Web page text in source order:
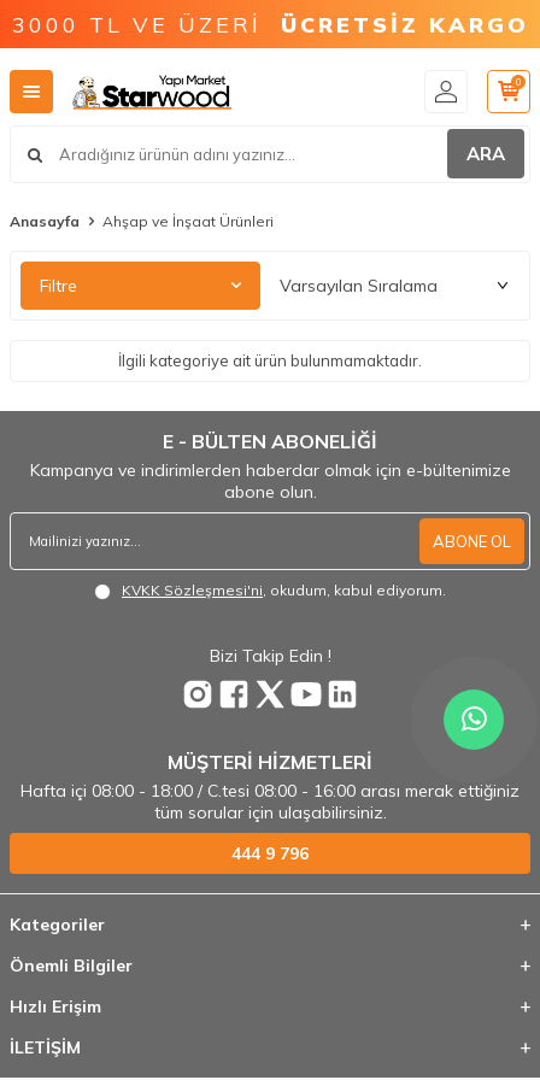
3000 TL VE ÜZERİ ÜCRETSİZ KARGO
ARA
0
Anasayfa Ahşap ve İnşaat Ürünleri
Filtre
İlgili kategoriye ait ürün bulunmamaktadır.
E - BÜLTEN ABONELİĞİ
Kampanya ve indirimlerden haberdar olmak için e-bültenimize
abone olun.
ABONE OL
KVKK Sözleşmesi'ni, okudum, kabul ediyorum.
Bizi Takip Edin !
MÜŞTERİ HİZMETLERİ
Hafta içi 08:00 - 18:00 / C.tesi 08:00 - 16:00 arası merak ettiğiniz
tüm sorular için ulaşabilirsiniz.
444 9 796
Kategoriler
Önemli Bilgiler
Hızlı Erişim
İLETİŞİM